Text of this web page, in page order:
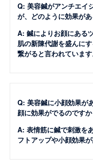
Q: 美容鍼がアンチエイ
が、どのように効果が
A: 鍼によりお顔にある
肌の新陳代謝を盛んに
繋がると言われています
Q: 美容鍼に小顔効果が
顔に効果がでるのですか
A: 表情筋に鍼で刺激を
フトアップや小顔効果が